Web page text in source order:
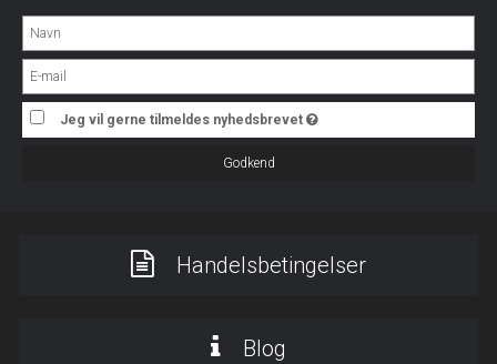
Jeg vil gerne tilmeldes nyhedsbrevet
Godkend
Handelsbetingelser
Blog